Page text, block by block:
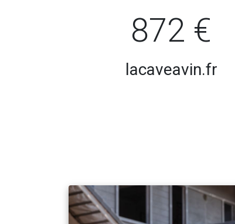
872 €
lacaveavin.fr